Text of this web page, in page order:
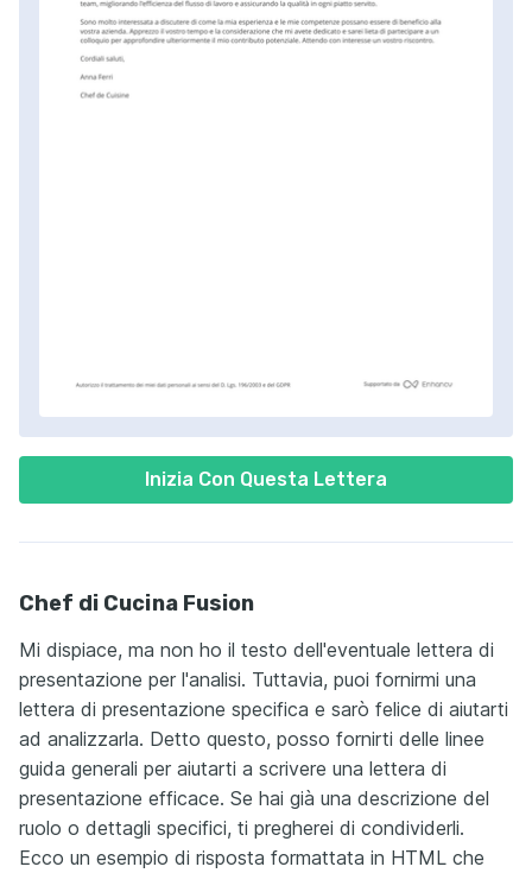
Inizia Con Questa Lettera
Chef di Cucina Fusion
Mi dispiace, ma non ho il testo dell'eventuale lettera di
presentazione per l'analisi. Tuttavia, puoi fornirmi una
lettera di presentazione specifica e sarò felice di aiutarti
ad analizzarla. Detto questo, posso fornirti delle linee
guida generali per aiutarti a scrivere una lettera di
presentazione efficace. Se hai già una descrizione del
ruolo o dettagli specifici, ti pregherei di condividerli.
Ecco un esempio di risposta formattata in HTML che